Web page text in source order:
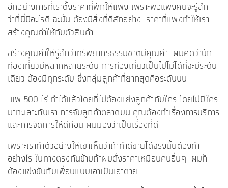
อีกอย่างการที่เราตั้งราคาที่พักให้แพง เพราะพอแพงคนจะรู้สึก
ว่าที่นี่มีอะไรดี ฉะนั้น ต้องมีสิ่งที่ดีสักอย่าง ราคาที่แพงทำให้เรา
สร้างคุณค่าให้กับตัวสินค้า
สร้างคุณค่าให้รู้สึกว่าทรัพยากรธรรมชาติมีคุณค่า ผมคิดว่านัก
ท่องเที่ยวมีหลากหลายระดับ การท่องเที่ยวเป็นไปไม่ได้ที่จะมีระดับ
เดียว ต้องมีทุกระดับ ซึ่งกลุ่มลูกค้าที่ยากสุดคือระดับบน
แพ 500 ไร่ ทำได้แล้วโดยที่ไม่ต้องแย่งลูกค้ากับใคร โดยไม่มีใคร
มาทะเลาะกับเรา การจับลูกค้าตลาดบน คุณต้องทำเรื่องการบริการ
และการจัดการให้ดีก่อน ผมมองว่าเป็นเรื่องที่ดี
เพราะเราทำตัวอย่างให้เขาเห็นว่าถ้าทำดีขายได้จริงนั้นต้องทำ
อย่างไร ในทางตรงกันข้ามถ้าผมตั้งราคาเหมือนคนอื่นๆ ผมก็
ต้องแข่งขันกับเพื่อนแบบเอาเป็นเอาตาย